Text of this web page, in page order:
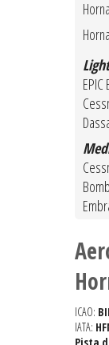
EPIC
ICAO:
IATA: